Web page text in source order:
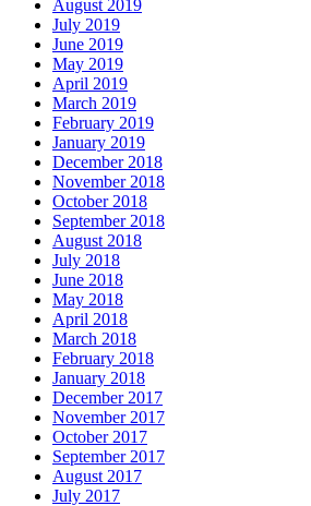
August 2019
July 2019
June 2019
May 2019
April 2019
March 2019
February 2019
January 2019
December 2018
November 2018
October 2018
September 2018
August 2018
July 2018
June 2018
May 2018
April 2018
March 2018
February 2018
January 2018
December 2017
November 2017
October 2017
September 2017
August 2017
July 2017